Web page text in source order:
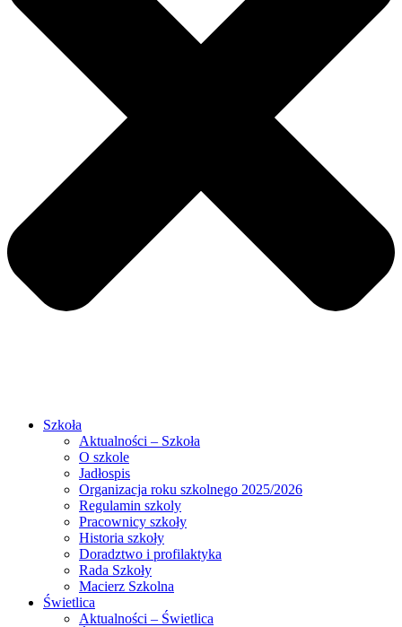
Szkoła
Aktualności – Szkoła
O szkole
Jadłospis
Organizacja roku szkolnego 2025/2026
Regulamin szkoly
Pracownicy szkoły
Historia szkoły
Doradztwo i profilaktyka
Rada Szkoły
Macierz Szkolna
Świetlica
Aktualności – Świetlica